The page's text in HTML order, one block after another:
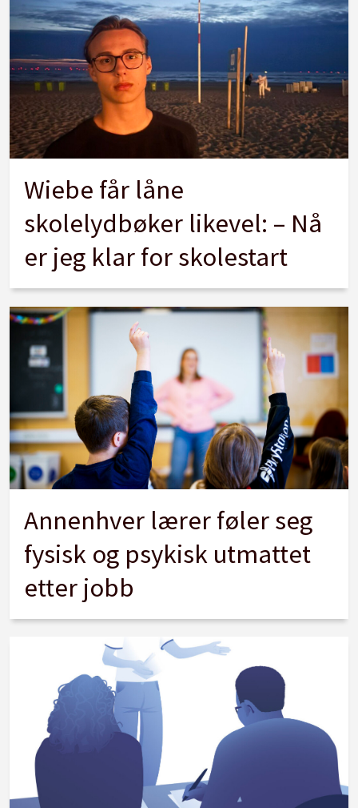
Wiebe får låne
skolelydbøker likevel: – Nå
er jeg klar for skolestart
Annenhver lærer føler seg
fysisk og psykisk utmattet
etter jobb